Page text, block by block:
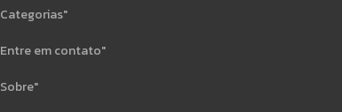
Categorias"
Entre em contato"
Sobre"